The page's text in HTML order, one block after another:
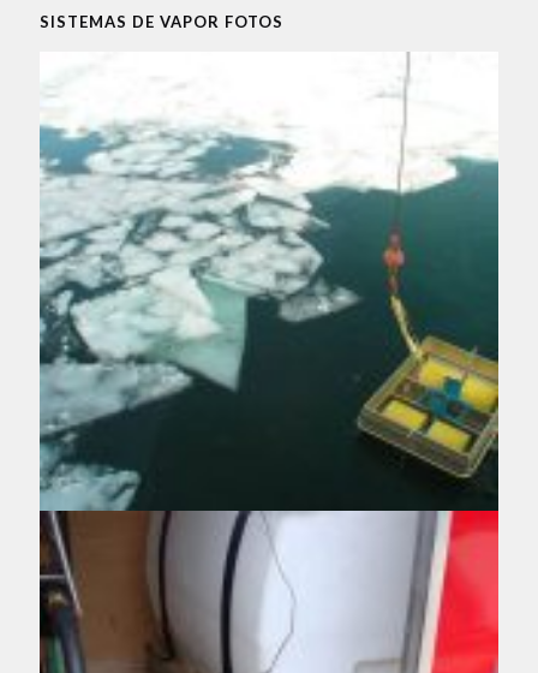
SISTEMAS DE VAPOR FOTOS